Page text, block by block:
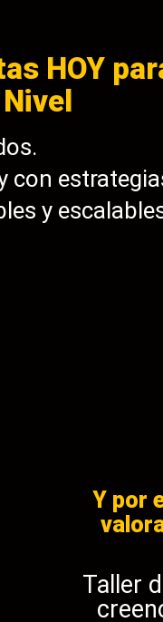
HOY
Nivel
con
y
Y por
Taller